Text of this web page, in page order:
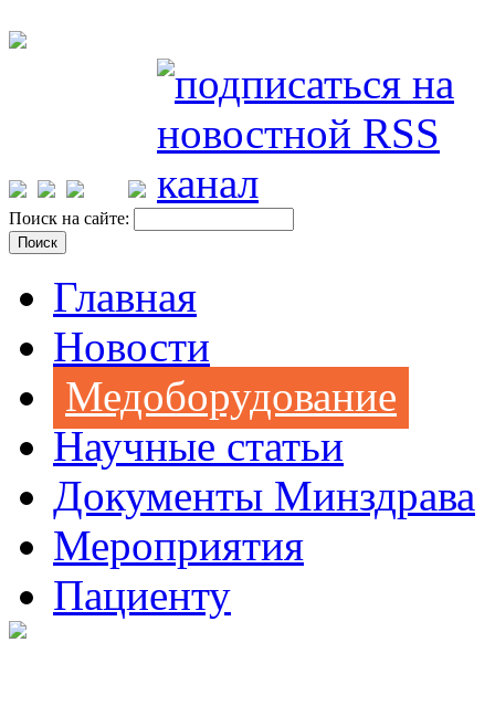
Поиск на сайте:
Главная
Новости
Медоборудование
Научные статьи
Документы Минздрава
Мероприятия
Пациенту